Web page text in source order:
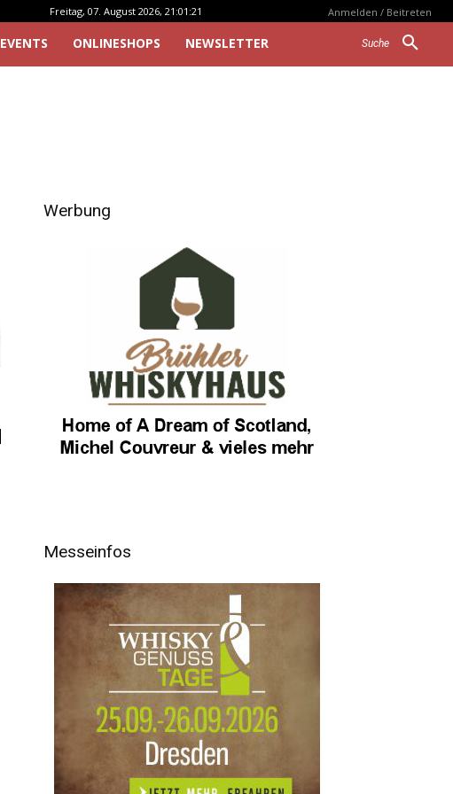
Freitag, 07. August 2026, 21:01:21 Anmelden / Beitreten
Suche
EVENTS ONLINESHOPS NEWSLETTER
Werbung
Messeinfos